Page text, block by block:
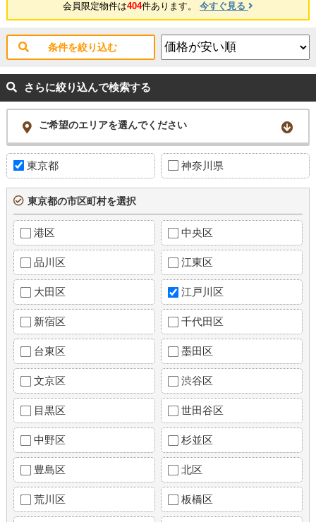
会員限定物件は404件あります。 今すぐ見る
条件を絞り込む
さらに絞り込んで検索する
ご希望のエリアを選んでください
東京都 神奈川県
東京都の市区町村を選択
港区 中央区
品川区 江東区
大田区 江戸川区
新宿区 千代田区
台東区 墨田区
文京区 渋谷区
目黒区 世田谷区
中野区 杉並区
豊島区 北区
荒川区 板橋区